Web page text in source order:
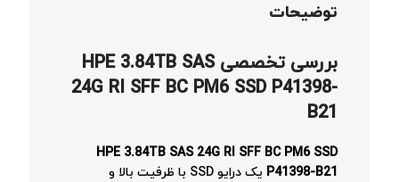
توضیحات
بررسی تخصصیHPE 3.84TB SAS
24G RI SFF BC PM6 SSD P41398-
B21
HPE 3.84TB SAS 24G RI SFF BC PM6 SSD
P41398-B21
یک درایو SSD با ظرفیت بالا و